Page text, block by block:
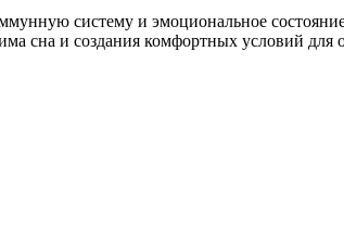
систему и эмоциональное
сна и создания комфортных условий